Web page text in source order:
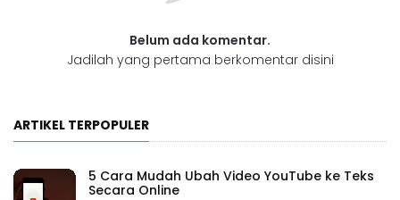
Belum ada komentar.
Jadilah yang pertama berkomentar disini
ARTIKEL TERPOPULER
5 Cara Mudah Ubah Video YouTube ke Teks
Secara Online